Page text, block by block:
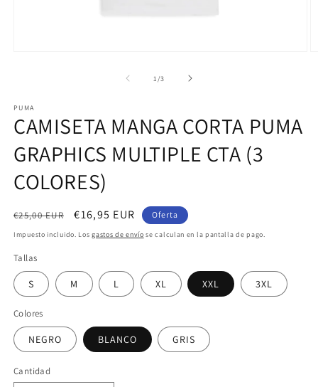
una
ventana
modal
1/de
3
PUMA
CAMISETA MANGA CORTA PUMA
GRAPHICS MULTIPLE CTA (3
COLORES)
Precio
habitual
€25,00 EUR
Precio
de
€16,95 EUR Oferta
Impuesto incluido. Losgastos de envío se calculan en la pantalla de pago.
Tallas
S M L XL XXL 3XL
Colores
NEGRO BLANCO GRIS
Cantidad